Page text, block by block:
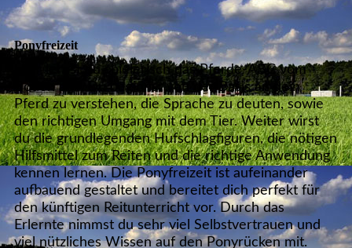
Ponyfreizeit
Hier lernst du spielerisch das Pferde-ABC vom
Boden aus. Du beginnst von der Basis an dein
Pferd zu verstehen, die Sprache zu deuten, sowie
den richtigen Umgang mit dem Tier. Weiter wirst
du die grundlegenden Hufschlagfiguren, die nötigen
Hilfsmittel zum Reiten und die richtige Anwendung
kennen lernen. Die Ponyfreizeit ist aufeinander
aufbauend gestaltet und bereitet dich perfekt für
den künftigen Reitunterricht vor. Durch das
Erlernte nimmst du sehr viel Selbstvertrauen und
viel nützliches Wissen auf den Ponyrücken mit.